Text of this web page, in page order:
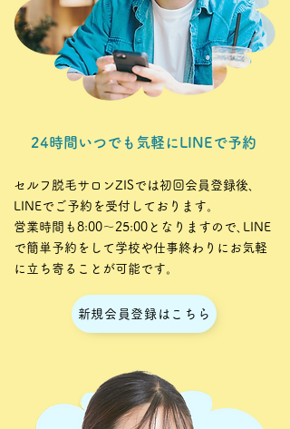
24時間いつでも気軽にLINEで予約
セルフ脱毛サロンZISでは初回会員登録後､
LINEでご予約を受付しております。
営業時間も8:00〜25:00となりますので､LINE
で簡単予約をして学校や仕事終わりにお気軽
に立ち寄ることが可能です。
新規会員登録はこちら